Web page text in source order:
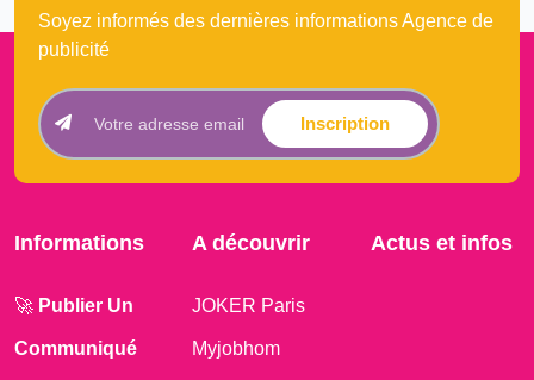
Soyez informés des dernières informations Agence de
publicité
Inscription
Informations
🚀 Publier Un
Communiqué
A découvrir
JOKER Paris
Myjobhom
Actus et infos